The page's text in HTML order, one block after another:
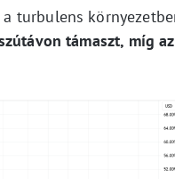
turbulens
támaszt, míg az